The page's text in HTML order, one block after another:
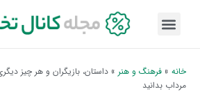
خانه » فرهنگ و هنر » داستان، بازیگران و هر چیز
مرداب بدانید